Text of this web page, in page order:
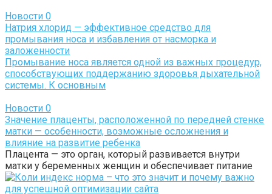
Новости 0
Натрия хлорид — эффективное средство для
промывания носа и избавления от насморка и
заложенности
Промывание носа является одной из важных процедур,
способствующих поддержанию здоровья дыхательной
системы. К основным
Новости 0
Значение плаценты, расположенной по передней стенке
матки — особенности, возможные осложнения и
влияние на развитие ребенка
Плацента — это орган, который развивается внутри
матки у беременных женщин и обеспечивает питание